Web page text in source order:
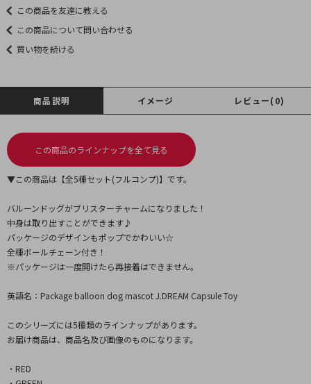
この商品を友達に教える
この商品について問い合わせる
買い物を続ける
商品説明 イメージ レビュー(0)
この商品のラインナップを全て見る
▼この商品は【全5種セット(フルコンプ)】です。
バルーンドッグがブリスターチャームになりました！
中身は取り出すことができます♪
パッケージのデザインもポップでかわいい☆
全種ボールチェーン付き！
※パッケージは一度開けたら再接着はできません。
英語名：Package balloon dog mascot J.DREAM Capsule Toy
このシリーズには5種類のラインナップがあります。
お届け商品は、商品名及び画像のものになります。
・RED